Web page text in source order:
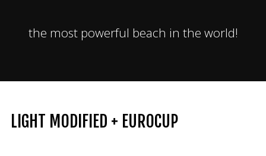
the most powerful beach in the world!
LIGHT MODIFIED + EUROCUP